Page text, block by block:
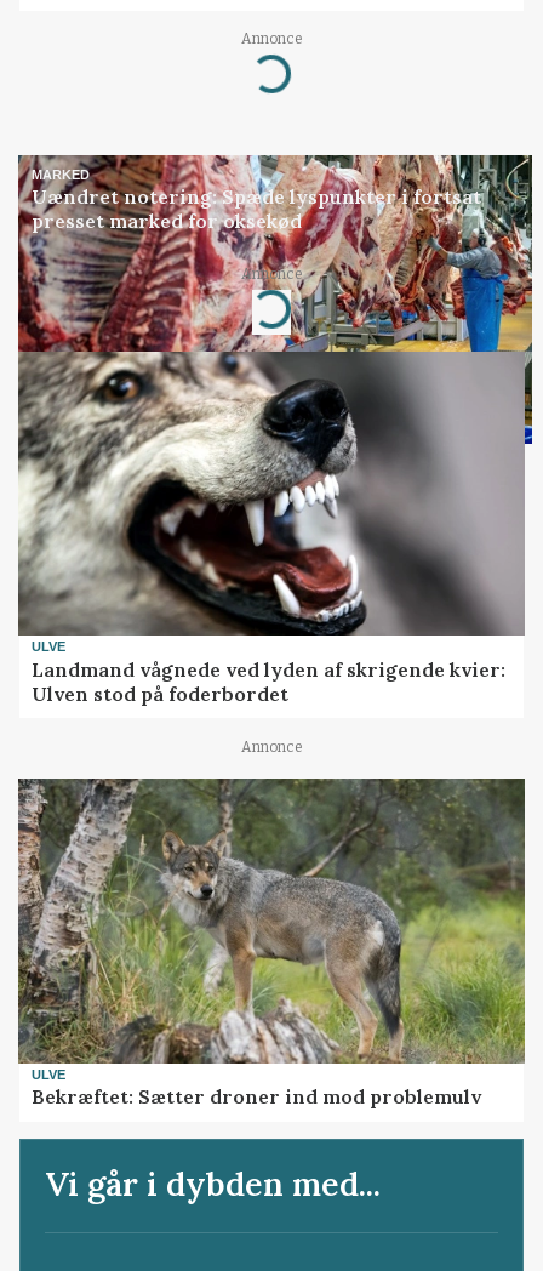
Annonce
Loading...
MARKED
Uændret notering: Spæde lyspunkter i fortsat
presset marked for oksekød
Annonce
Loading...
ULVE
Landmand vågnede ved lyden af skrigende kvier:
Ulven stod på foderbordet
Annonce
ULVE
Bekræftet: Sætter droner ind mod problemulv
Vi går i dybden med...